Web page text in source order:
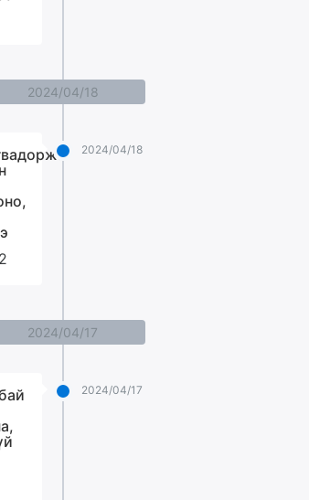
2024/04/18
2024/04/18
2
2024/04/17
2024/04/17